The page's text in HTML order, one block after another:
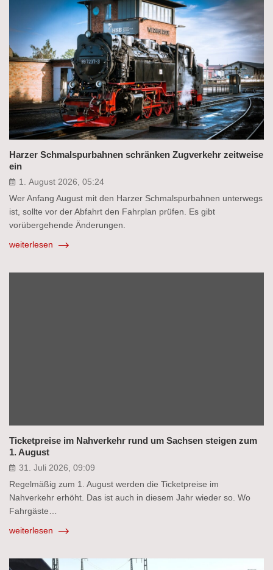
Harzer Schmalspurbahnen schränken Zugverkehr zeitweise
ein
1. August 2026, 05:24
Wer Anfang August mit den Harzer Schmalspurbahnen unterwegs
ist, sollte vor der Abfahrt den Fahrplan prüfen. Es gibt
vorübergehende Änderungen.
weiterlesen
Ticketpreise im Nahverkehr rund um Sachsen steigen zum
1. August
31. Juli 2026, 09:09
Regelmäßig zum 1. August werden die Ticketpreise im
Nahverkehr erhöht. Das ist auch in diesem Jahr wieder so. Wo
Fahrgäste…
weiterlesen